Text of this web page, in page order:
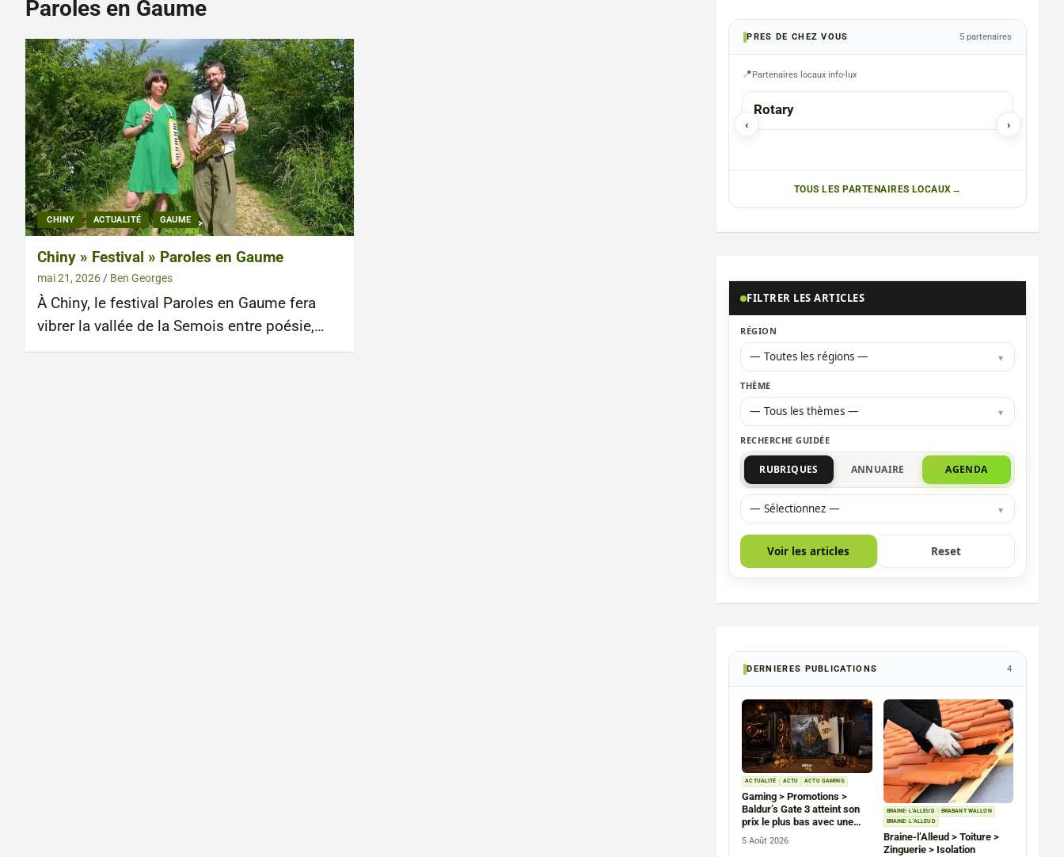
Paroles en Gaume
CHINY ACTUALITÉ GAUME
Chiny » Festival » Paroles en Gaume
mai 21, 2026 Ben Georges
À Chiny, le festival Paroles en Gaume fera
vibrer la vallée de la Semois entre poésie,…
PRES DE CHEZ VOUS 5 partenaires
Partenaires locaux info-lux
‹ ›
ARLON
Rotary
TOUS LES PARTENAIRES LOCAUX
FILTRER LES ARTICLES
RÉGION
— Toutes les régions —
THÈME
— Tous les thèmes —
RECHERCHE GUIDÉE
RUBRIQUES ANNUAIRE AGENDA
— Sélectionnez —
Voir les articles Reset
DERNIERES PUBLICATIONS 4
ACTUALITÉ ACTU ACTU GAMING
Gaming > Promotions >
Baldur’s Gate 3 atteint son
prix le plus bas avec une
remise de 30 % sur PC, PS5
et Xbox Series
5 Août 2026
BRAINE-L'ALLEUD
BRABANT WALLON
BRAINE-L’ALLEUD
Braine-l’Alleud > Toiture >
Zinguerie > Isolation